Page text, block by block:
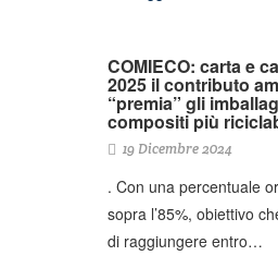
COMIECO: carta e
2025 il contributo
“premia” gli
compositi più
19 Dicembre 2024
. Con una percentuale
sopra l’85%, obiettivo
di raggiungere entro…